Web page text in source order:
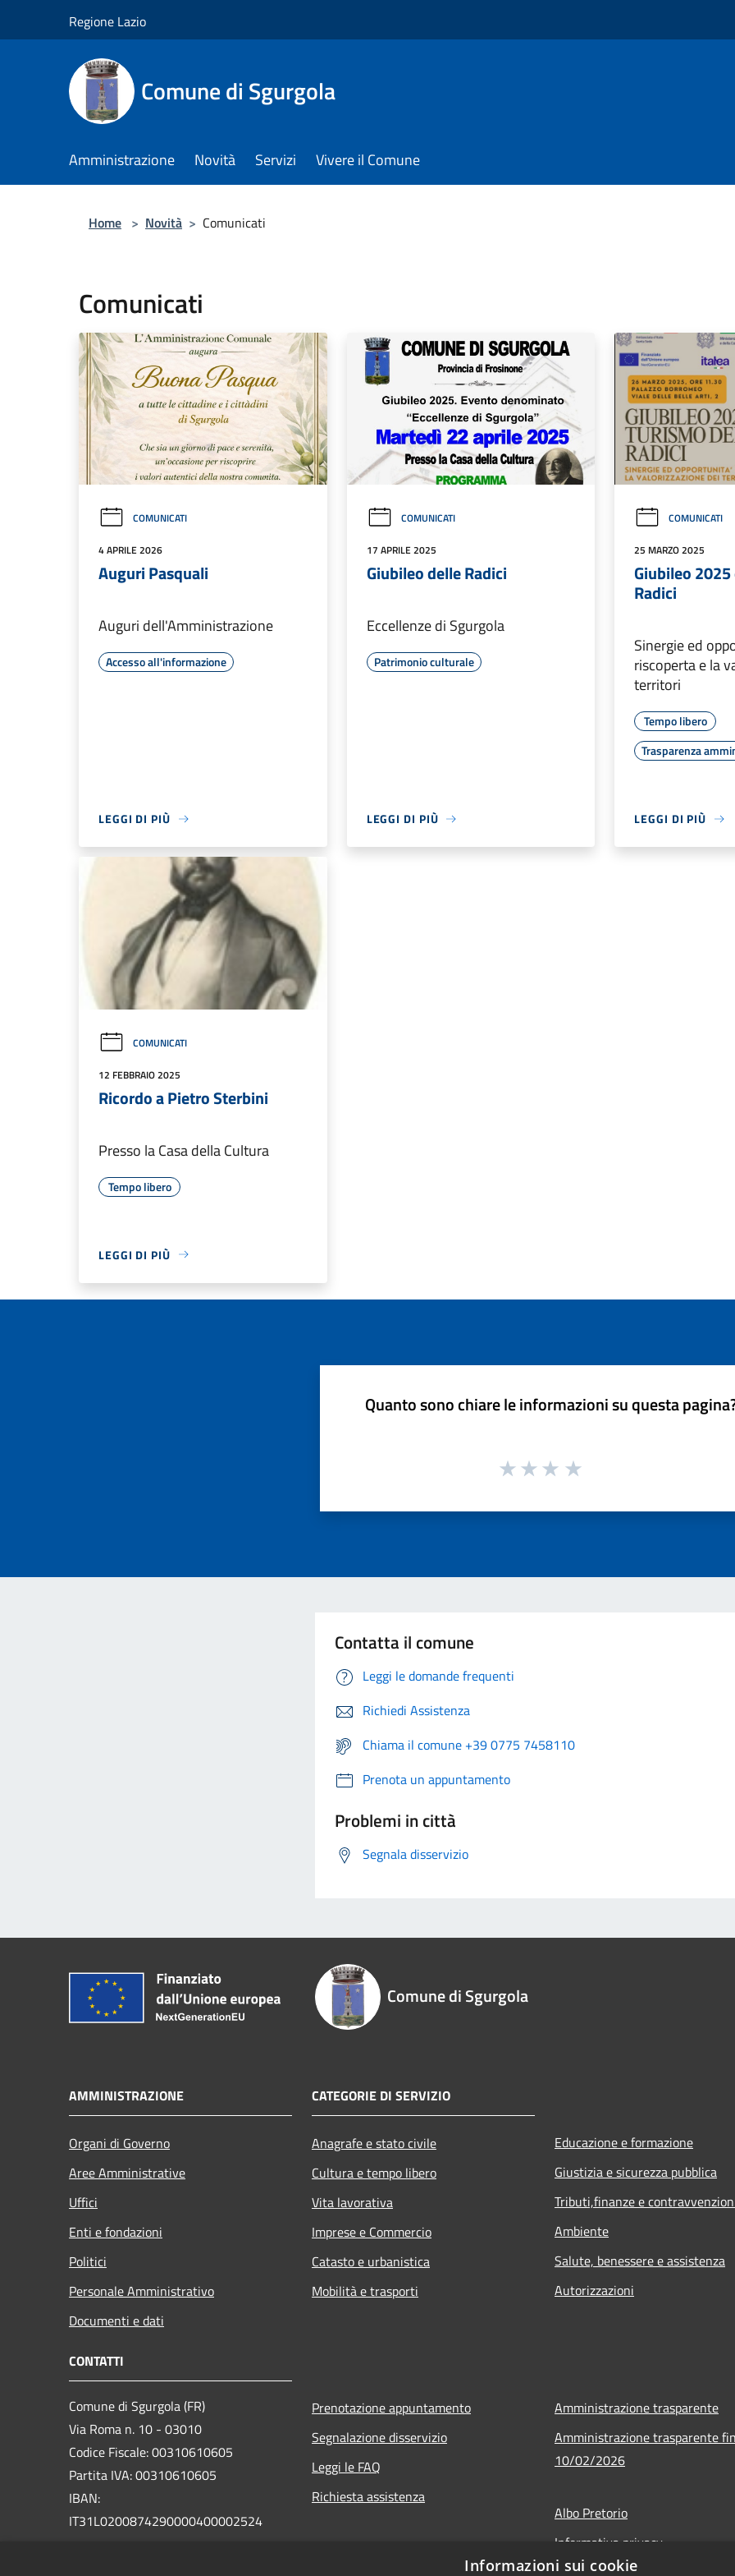
Regione Lazio
Comune di Sgurgola
Amministrazione Novità Servizi Vivere il Comune
Home > Novità > Comunicati
Comunicati
COMUNICATI
4 APRILE 2026
Auguri Pasquali
Auguri dell'Amministrazione
Accesso all'informazione
LEGGI DI PIÙ
COMUNICATI
17 APRILE 2025
Giubileo delle Radici
Eccellenze di Sgurgola
Patrimonio culturale
LEGGI DI PIÙ
COMUNICATI
25 MARZO 2025
Giubileo
Radici
Sinergie ed
riscoperta e la
territori
Tempo libero
Trasparenza
LEGGI DI PIÙ
COMUNICATI
12 FEBBRAIO 2025
Ricordo a Pietro Sterbini
Presso la Casa della Cultura
Tempo libero
LEGGI DI PIÙ
Quanto sono chiare le informazioni su questa
Contatta il comune
Leggi le domande frequenti
Richiedi Assistenza
Chiama il comune +39 0775 7458110
Prenota un appuntamento
Problemi in città
Segnala disservizio
Comune di Sgurgola
AMMINISTRAZIONE
Organi di Governo
Aree Amministrative
Uffici
Enti e fondazioni
Politici
Personale Amministrativo
Documenti e dati
CATEGORIE DI SERVIZIO
Anagrafe e stato civile
Cultura e tempo libero
Vita lavorativa
Imprese e Commercio
Catasto e urbanistica
Mobilità e trasporti
Educazione e formazione
Giustizia e sicurezza pubblica
Tributi,finanze e
Ambiente
Salute, benessere e assistenza
Autorizzazioni
CONTATTI
Comune di Sgurgola (FR)
Via Roma n. 10 - 03010
Codice Fiscale: 00310610605
Partita IVA: 00310610605
IBAN:
IT31L0200874290000400002524
Prenotazione appuntamento
Segnalazione disservizio
Leggi le FAQ
Richiesta assistenza
Amministrazione trasparente
Amministrazione trasparente
10/02/2026
Albo Pretorio
Informativa privacy
Note legali
Informazioni sui cookie